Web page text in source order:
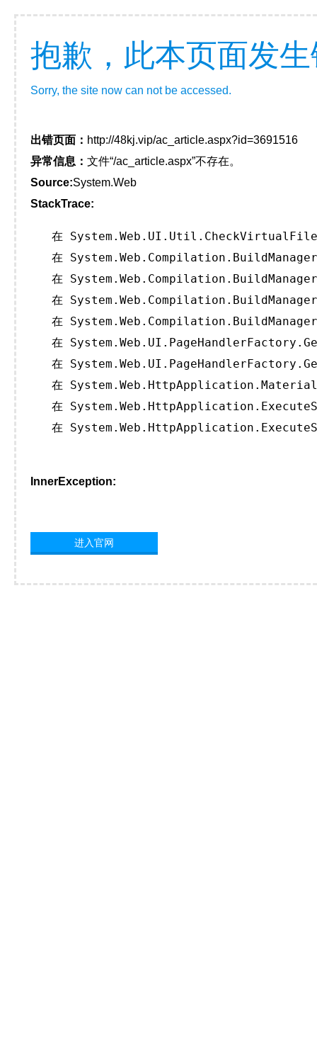
抱歉，此本页面发
Sorry, the site now can not be accessed.
出错页面： http://48kj.vip/ac_article.aspx?id=3691516
异常信息： 文件“/ac_article.aspx”不存在。
Source:System.Web
StackTrace:
在
在
在
在
在
在
在
在
在
在
InnerException:
进入官网